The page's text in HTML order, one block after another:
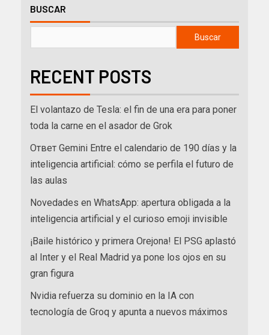
BUSCAR
Buscar
RECENT POSTS
El volantazo de Tesla: el fin de una era para poner
toda la carne en el asador de Grok
Ответ Gemini Entre el calendario de 190 días y la
inteligencia artificial: cómo se perfila el futuro de
las aulas
Novedades en WhatsApp: apertura obligada a la
inteligencia artificial y el curioso emoji invisible
¡Baile histórico y primera Orejona! El PSG aplastó
al Inter y el Real Madrid ya pone los ojos en su
gran figura
Nvidia refuerza su dominio en la IA con
tecnología de Groq y apunta a nuevos máximos